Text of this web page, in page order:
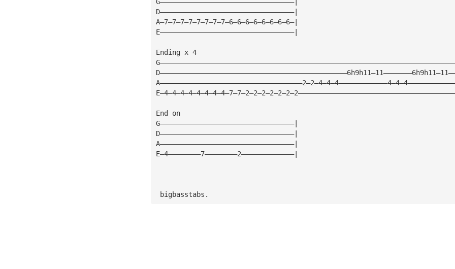
D—————————————————————————————————|
A—7—7—7—7—7—7—7—7—6—6—6—6—6—6—6—6—|
E—————————————————————————————————|
Ending x 4
End on
G—————————————————————————————————|
D—————————————————————————————————|
A—————————————————————————————————|
E—4————————7————————2—————————————|
bigbasstabs.